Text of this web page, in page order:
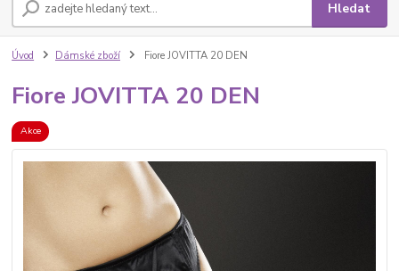
Hledat
Úvod Dámské zboží Fiore JOVITTA 20 DEN
Fiore JOVITTA 20 DEN
Akce